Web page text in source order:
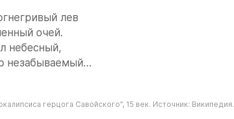
лев
очей.
небесный,
незабываемый…
герцога Савойского", 15 век. Источник: Википедия.